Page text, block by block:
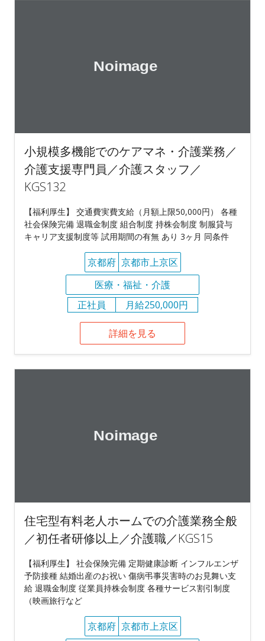
小規模多機能でのケアマネ・介護業務／
介護支援専門員／介護スタッフ／
KGS132
【福利厚生】 交通費実費支給（月額上限50,000円） 各種
社会保険完備 退職金制度 組合制度 持株会制度 制服貸与
キャリア支援制度等 試用期間の有無 あり 3ヶ月 同条件
京都府 京都市上京区
医療・福祉・介護
正社員
月給250,000円
詳細を見る
住宅型有料老人ホームでの介護業務全般
／初任者研修以上／介護職／KGS15
【福利厚生】 社会保険完備 定期健康診断 インフルエンザ
予防接種 結婚出産のお祝い 傷病弔事災害時のお見舞い支
給 退職金制度 従業員持株会制度 各種サービス割引制度
（映画旅行など
京都府 京都市上京区